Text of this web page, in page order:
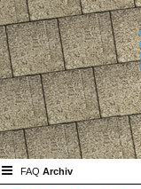
FAQ Archiv